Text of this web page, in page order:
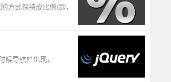
方式保持成比例(即，
导航栏出现。